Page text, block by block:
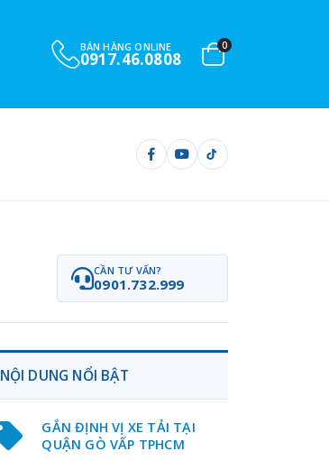
BÁN HÀNG ONLINE
0917.46.0808
0
CẦN TƯ VẤN?
0901.732.999
NỘI DUNG NỔI BẬT
GẮN ĐỊNH VỊ XE TẢI TẠI
QUẬN GÒ VẤP TPHCM